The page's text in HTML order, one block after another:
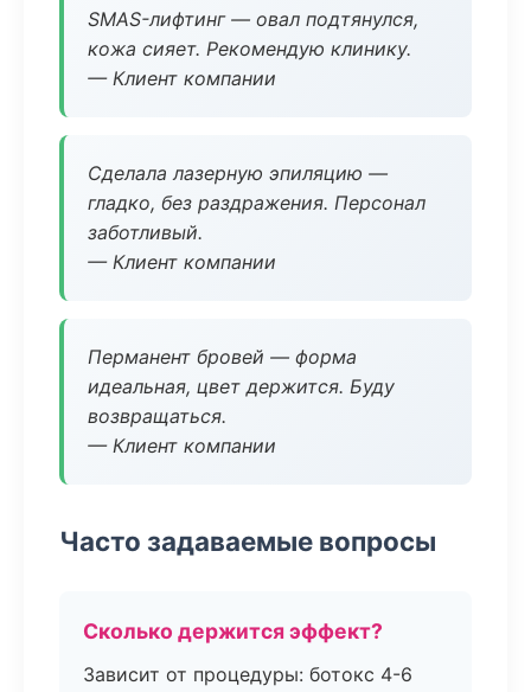
SMAS-лифтинг — овал подтянулся,
кожа сияет. Рекомендую клинику.
— Клиент компании
Сделала лазерную эпиляцию —
гладко, без раздражения. Персонал
заботливый.
— Клиент компании
Перманент бровей — форма
идеальная, цвет держится. Буду
возвращаться.
— Клиент компании
Часто задаваемые вопросы
Сколько держится эффект?
Зависит от процедуры: ботокс 4-6